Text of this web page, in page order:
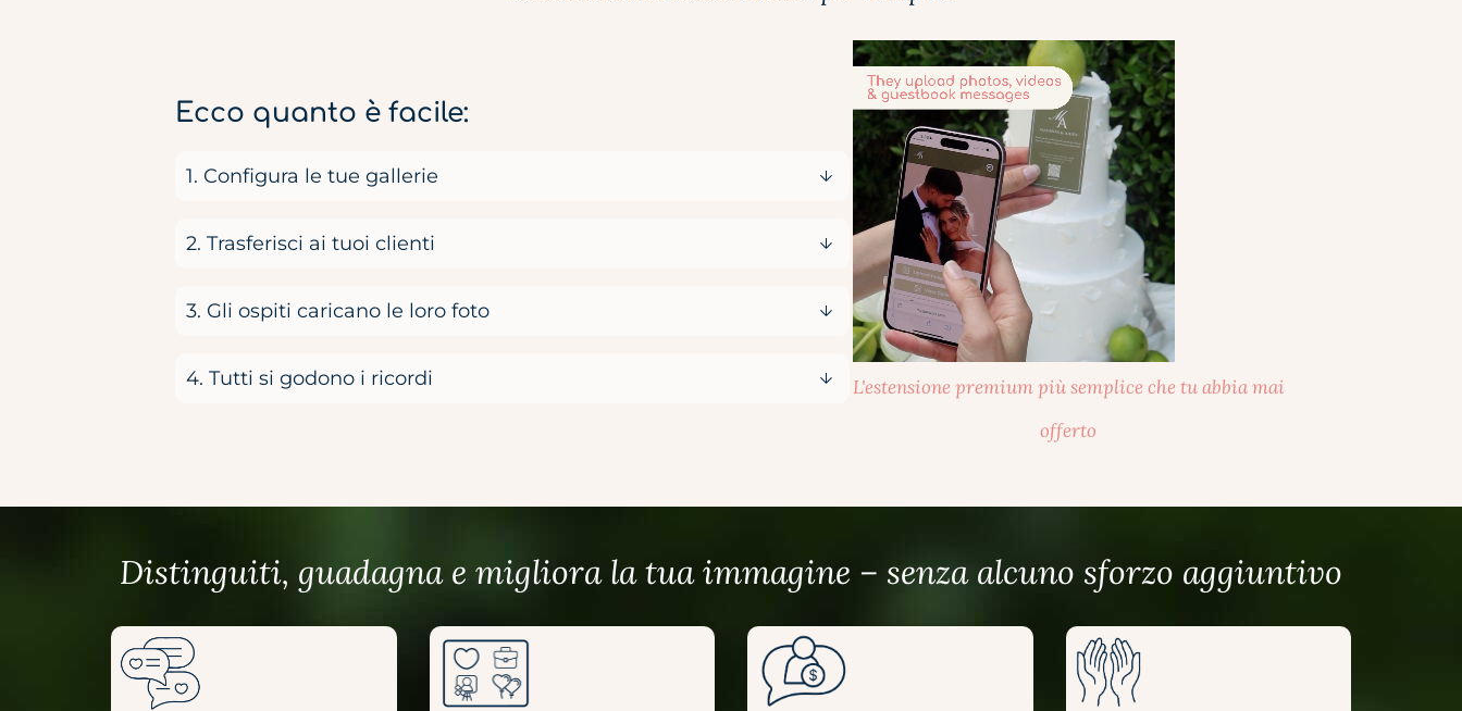
Ecco quanto è facile:
1. Configura le tue gallerie
2. Trasferisci ai tuoi clienti
3. Gli ospiti caricano le loro foto
4. Tutti si godono i ricordi
L'estensione premium più semplice che tu abbia mai
offerto
Distinguiti, guadagna e migliora la tua immagine – senza alcuno sforzo aggiuntivo